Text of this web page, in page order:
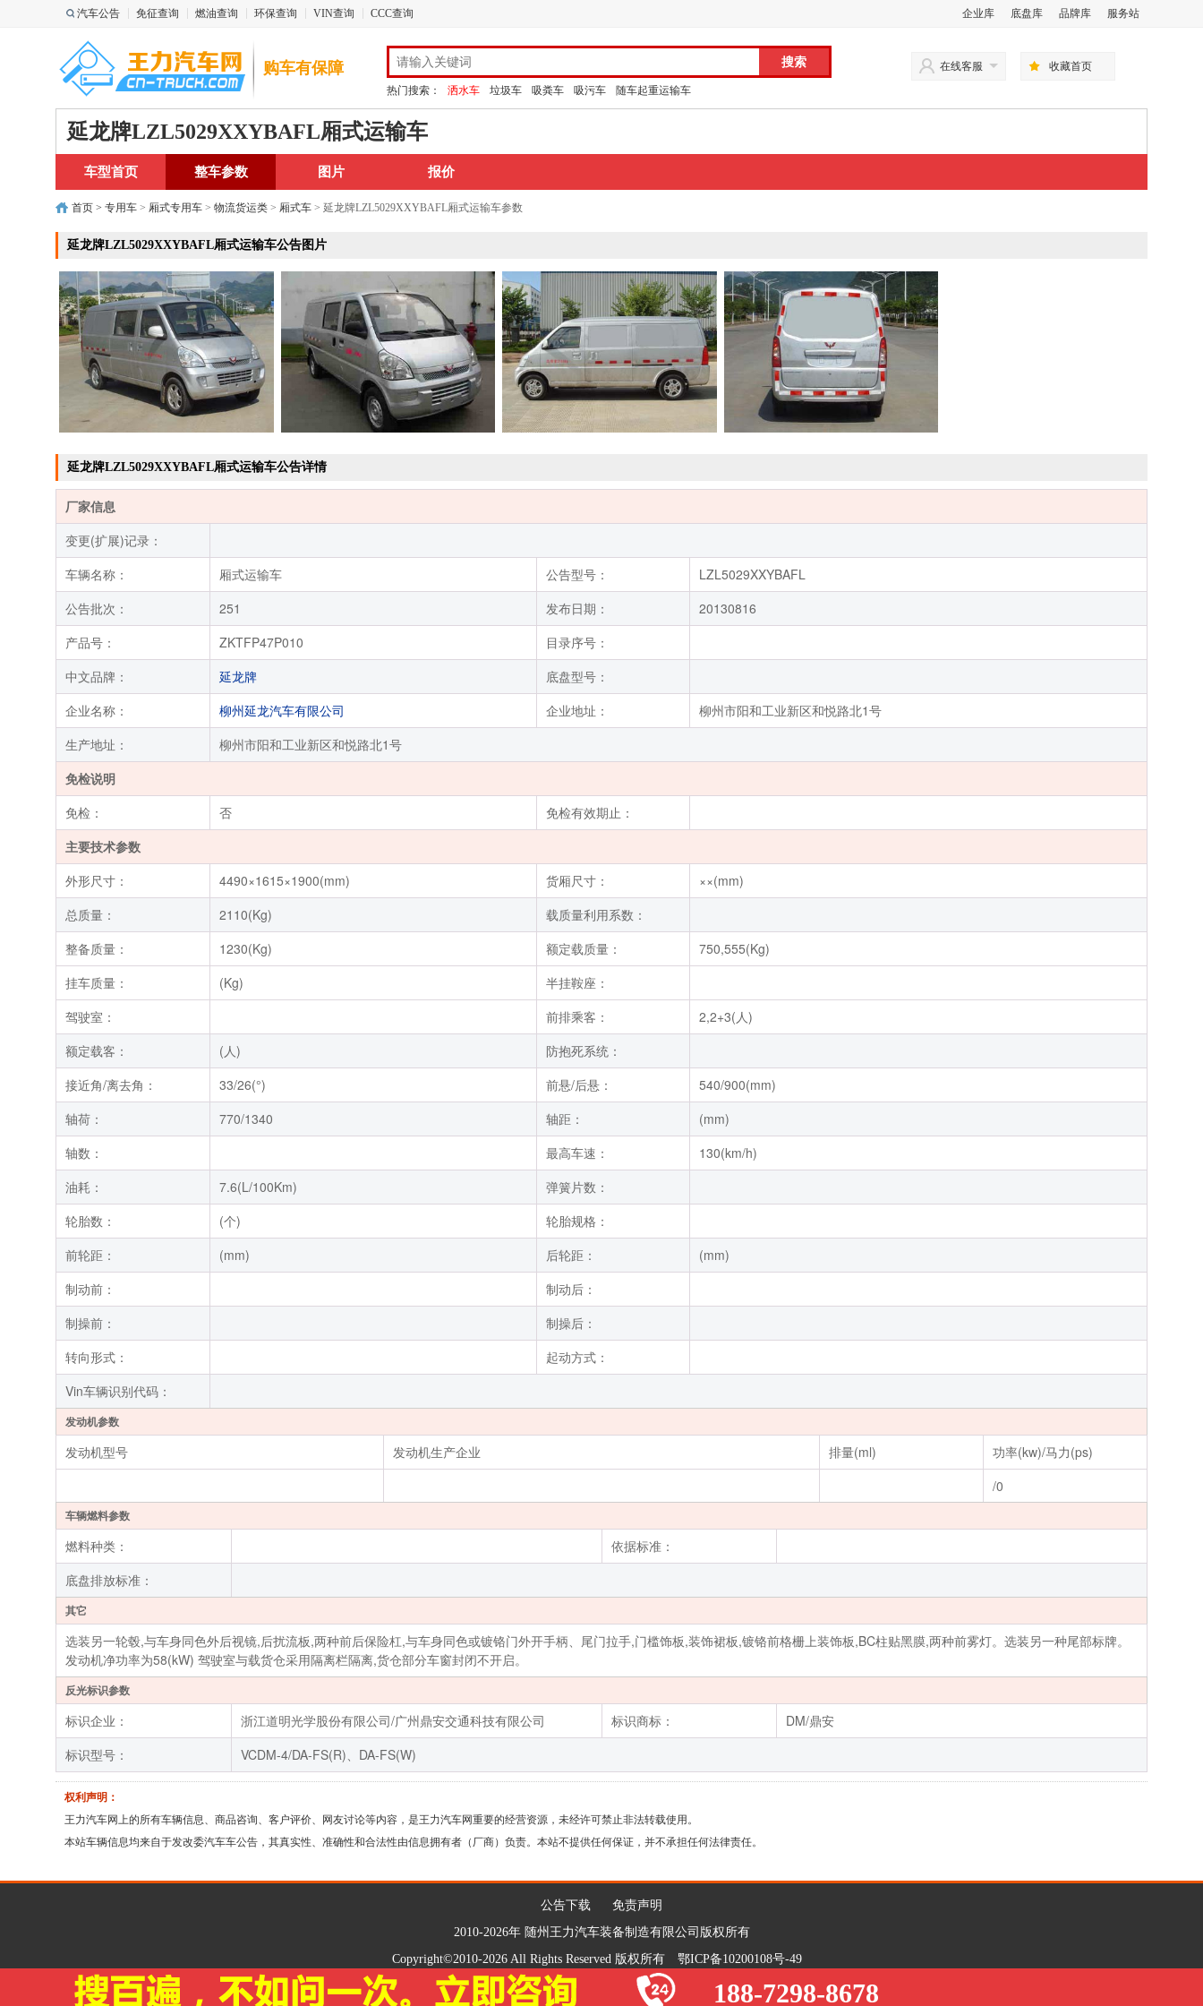
汽车公告 免征查询 燃油查询 环保查询 VIN查询 CCC查询 企业库 底盘库 品牌库 服务站
购车有保障
热门搜索： 洒水车 垃圾车 吸粪车 吸污车 随车起重运输车
在线客服 收藏首页
延龙牌LZL5029XXYBAFL厢式运输车
车型首页 整车参数 图片 报价
首页 > 专用车 > 厢式专用车 > 物流货运类 > 厢式车 > 延龙牌LZL5029XXYBAFL厢式运输车参数
延龙牌LZL5029XXYBAFL厢式运输车公告图片
延龙牌LZL5029XXYBAFL厢式运输车公告详情
厂家信息
变更(扩展)记录：
车辆名称：
厢式运输车 公告型号：
LZL5029XXYBAFL
公告批次：
251 发布日期：
20130816
产品号：
ZKTFP47P010
目录序号：
中文品牌：
延龙牌
底盘型号：
企业名称：
柳州延龙汽车有限公司 企业地址：
柳州市阳和工业新区和悦路北1号
生产地址：
柳州市阳和工业新区和悦路北1号
免检说明
免检：
否
免检有效期止：
主要技术参数
外形尺寸：
4490×1615×1900(mm) 货厢尺寸：
××(mm)
总质量：
2110(Kg)
载质量利用系数：
整备质量：
1230(Kg) 额定载质量：
750,555(Kg)
挂车质量：
(Kg)
半挂鞍座：
驾驶室：
前排乘客：
2,2+3(人)
额定载客：
(人)
防抱死系统：
接近角/离去角：
33/26(°) 前悬/后悬：
540/900(mm)
轴荷：
770/1340 轴距：
(mm)
轴数：
最高车速：
130(km/h)
油耗：
7.6(L/100Km)
弹簧片数：
轮胎数：
(个)
轮胎规格：
前轮距：
(mm) 后轮距：
(mm)
制动前：
制动后：
制操前：
制操后：
转向形式：
起动方式：
Vin车辆识别代码：
发动机参数
发动机型号 发动机生产企业 排量(ml)
功率(kw)/马力(ps)
/0
车辆燃料参数
燃料种类：
依据标准：
底盘排放标准：
其它
选装另一轮毂,与车身同色外后视镜,后扰流板,两种前后保险杠,与车身同色或镀铬门外开手柄、尾门拉手,门槛饰板,装饰裙板,镀铬前格栅上装饰板,BC柱贴黑膜,两种前雾灯。选装另一种尾部标牌。
发动机净功率为58(kW) 驾驶室与载货仓采用隔离栏隔离,货仓部分车窗封闭不开启。
反光标识参数
标识企业： 浙江道明光学股份有限公司/广州鼎安交通科技有限公司 标识商标：
DM/鼎安
标识型号：
VCDM-4/DA-FS(R)、DA-FS(W)
权利声明：
王力汽车网上的所有车辆信息、商品咨询、客户评价、网友讨论等内容，是王力汽车网重要的经营资源，未经许可禁止非法转载使用。
本站车辆信息均来自于发改委汽车车公告，其真实性、准确性和合法性由信息拥有者（厂商）负责。本站不提供任何保证，并不承担任何法律责任。
188-7298-8678
公告下载
免责声明
2010-2026年 随州王力汽车装备制造有限公司版权所有
Copyright©2010-2026 All Rights Reserved 版权所有
鄂ICP备10200108号-49